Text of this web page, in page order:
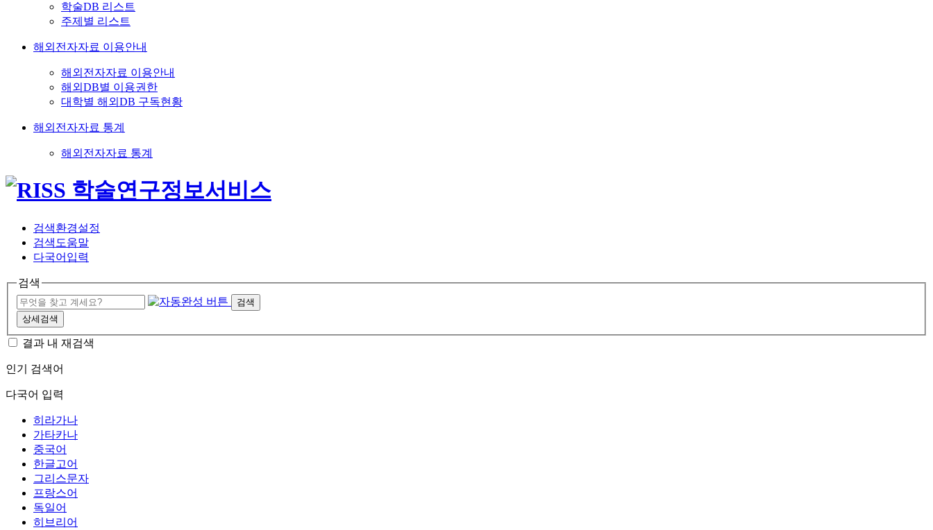
학술DB 리스트
주제별 리스트
해외전자자료 이용안내
해외전자자료 이용안내
해외DB별 이용권한
대학별 해외DB 구독현황
해외전자자료 통계
해외전자자료 통계
검색환경설정
검색도움말
다국어입력
검색
검색
상세검색
결과 내 재검색
인기 검색어
다국어 입력
히라가나
가타카나
중국어
한글고어
그리스문자
프랑스어
독일어
히브리어